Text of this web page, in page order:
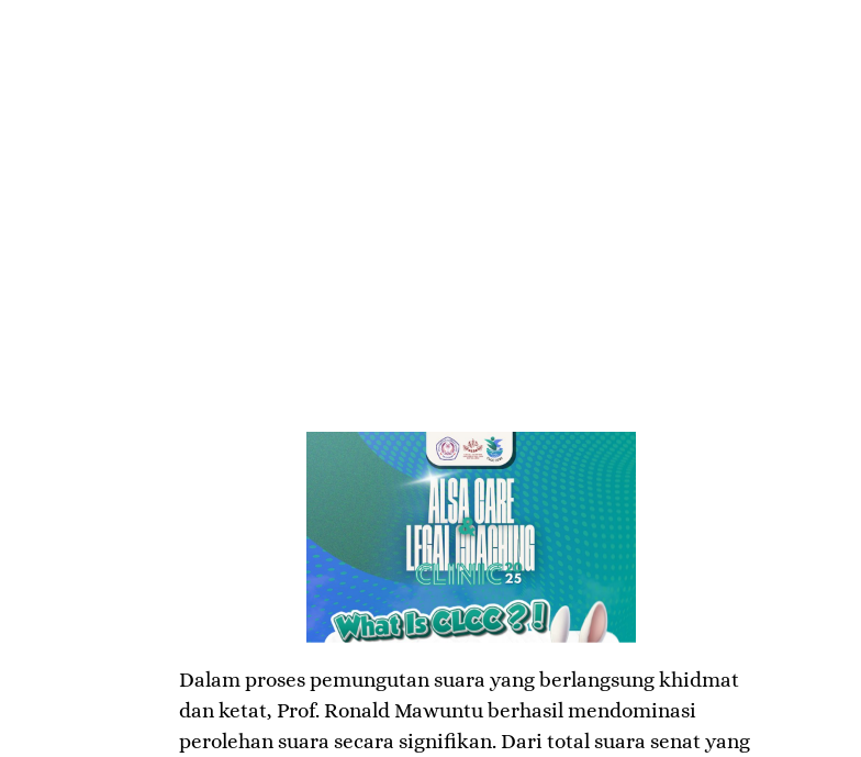
​Dalam proses pemungutan suara yang berlangsung khidmat
dan ketat, Prof. Ronald Mawuntu berhasil mendominasi
perolehan suara secara signifikan. Dari total suara senat yang